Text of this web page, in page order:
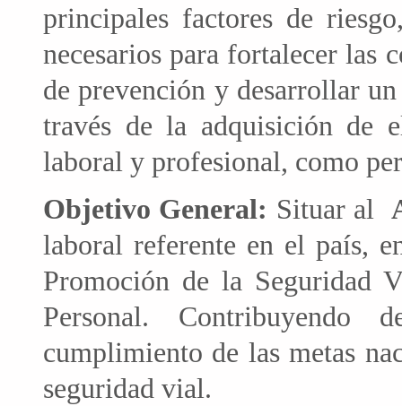
principales factores de
necesarios para fortalecer las
de prevención y desarrollar
través de la adquisición de
laboral y profesional, como
Objetivo General: Situar al
laboral referente en el país,
Promoción de la Seguridad
Personal.
cumplimiento de las metas
seguridad vial.